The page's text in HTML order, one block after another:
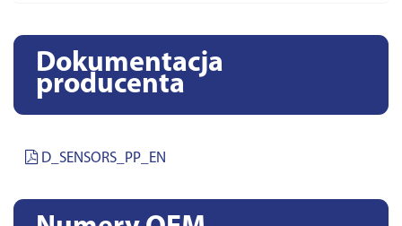
Dokumentacja
producenta
D_SENSORS_PP_EN